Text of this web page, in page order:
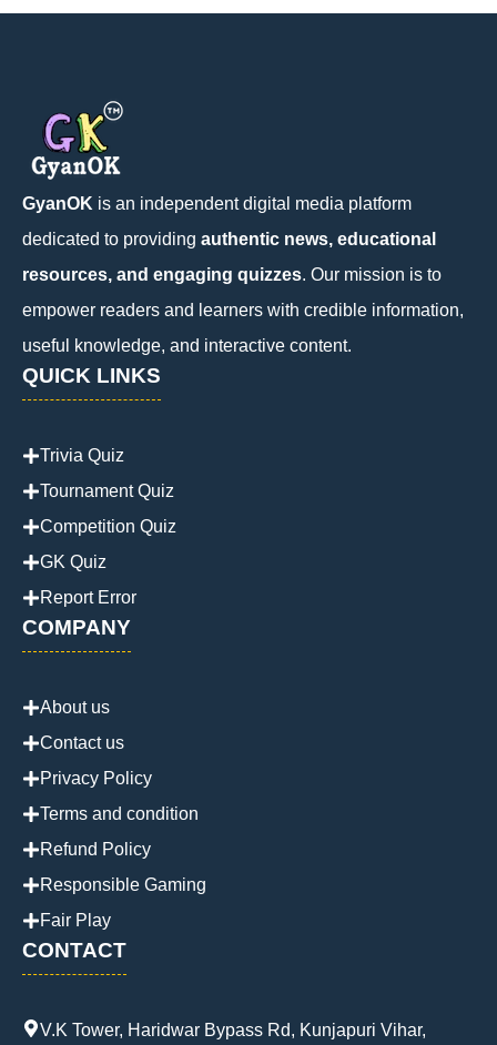
GyanOK is an independent digital media platform
dedicated to providing authentic news, educational
resources, and engaging quizzes. Our mission is to
empower readers and learners with credible information,
useful knowledge, and interactive content.
QUICK LINKS
Trivia Quiz
Tournament Quiz
Competition Quiz
GK Quiz
Report Error
COMPANY
About us
Contact us
Privacy Policy
Terms and condition
Refund Policy
Responsible Gaming
Fair Play
CONTACT
V.K Tower, Haridwar Bypass Rd, Kunjapuri Vihar,